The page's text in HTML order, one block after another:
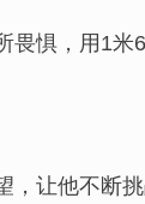
惧，用1
，让他不断